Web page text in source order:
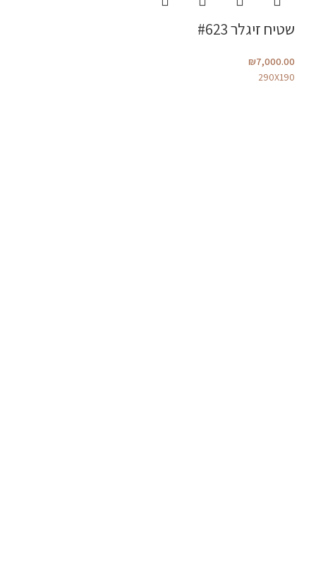
שטיח זיגלר #623
₪7,000.00
290X190